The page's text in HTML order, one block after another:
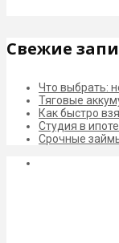
Свежие
Что выбрать:
Тяговые
Как быстро
Студия в
Срочные